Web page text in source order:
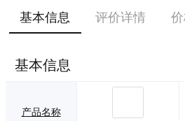
基本信息 评价详情
基本信息
产品名称